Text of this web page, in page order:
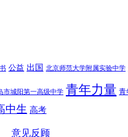
公益 出国 北京师范大学附属实验中学
市城阳第一高级中学 青年力量 青
中生 高考
意见反顾